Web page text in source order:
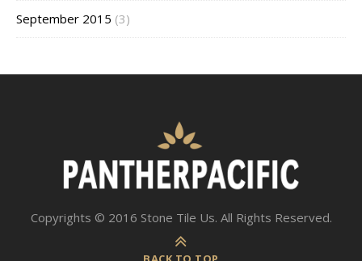
September 2015 (3)
Copyrights © 2016 Stone Tile Us. All Rights Reserved.